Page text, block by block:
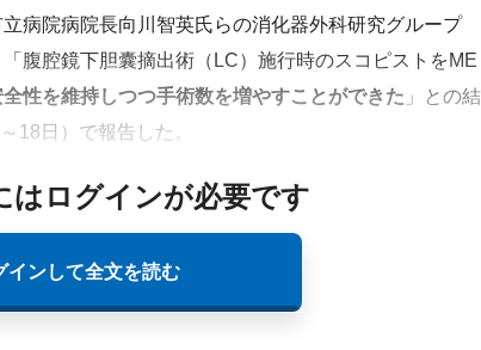
病院病院⻑向川智英⽒らの消化器外科研究グループ
腹腔鏡下胆囊摘出術（LC）施行時のスコピストをME
性を維持しつつ手術数を増やすことができた 」との結
18日）で報告した。
はログインが必要です
インして全文を読む